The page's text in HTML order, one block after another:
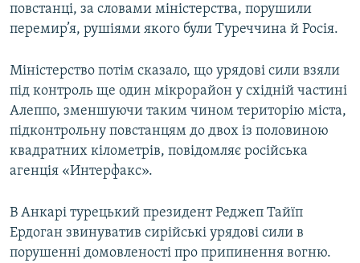
повстанці, за словами міністерства, порушили
перемир’я, рушіями якого були Туреччина й Росія.
Міністерство потім сказало, що урядові сили взяли
під контроль ще один мікрорайон у східній частині
Алеппо, зменшуючи таким чином територію міста,
підконтрольну повстанцям до двох із половиною
квадратних кілометрів, повідомляє російська
агенція «Интерфакс».
В Анкарі турецький президент Реджеп Тайїп
Ердоган звинуватив сирійські урядові сили в
порушенні домовленості про припинення вогню.